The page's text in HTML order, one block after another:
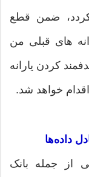
ضمن قطع
های قبلی من
(10) قانون هدفمند کردن یارانه
داده‌ها
از جمله بانک